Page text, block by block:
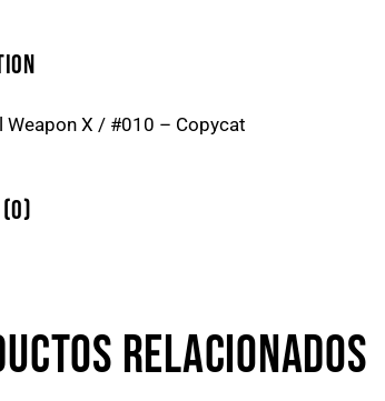
Weapon X / #010 – Copycat
(0)
RELACIONADOS